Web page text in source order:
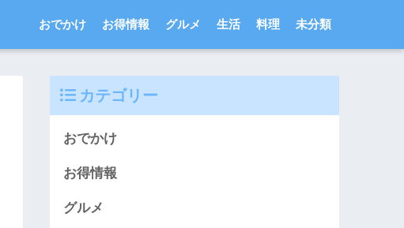
おでかけ お得情報 グルメ 生活 料理 未分類
カテゴリー
おでかけ
お得情報
グルメ